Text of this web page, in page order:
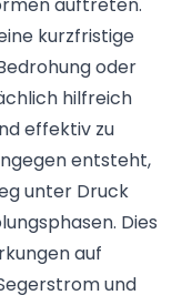
kurzfristige
oder
hilfreich
effektiv zu
entsteht,
unter Druck
Dies
auf
und